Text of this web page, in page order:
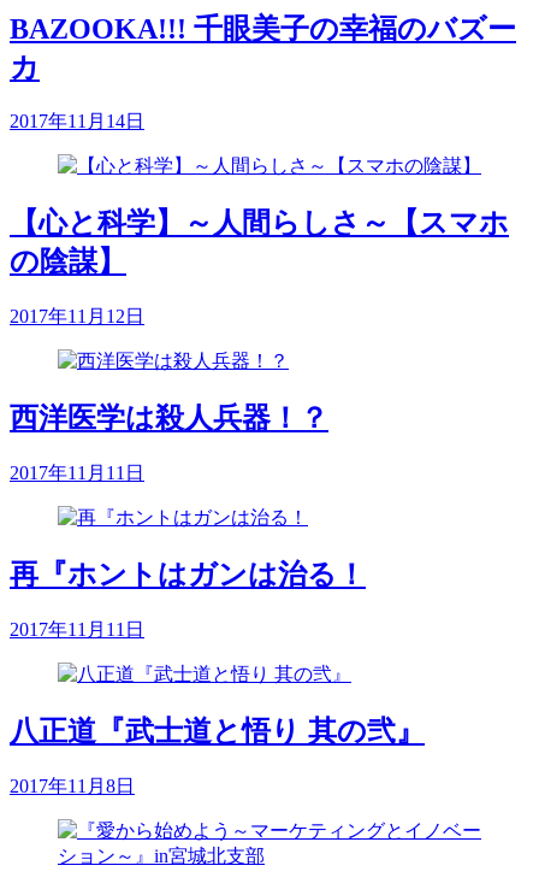
BAZOOKA!!! 千眼美子の幸福のバズー
カ
2017年11月14日
【心と科学】～人間らしさ～【スマホ
の陰謀】
2017年11月12日
西洋医学は殺人兵器！？
2017年11月11日
再『ホントはガンは治る！
2017年11月11日
八正道『武士道と悟り 其の弐』
2017年11月8日